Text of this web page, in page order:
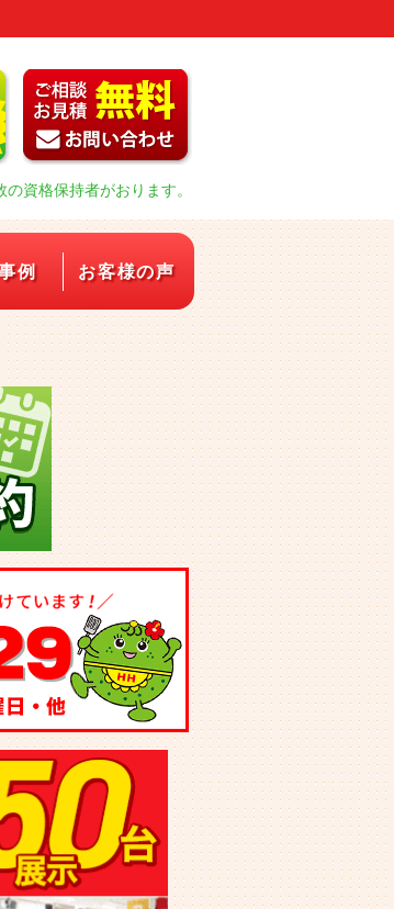
資格保持者がおります。
例 お客様の声